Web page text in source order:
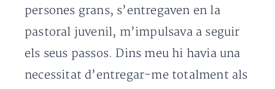
persones grans, s’entregaven en la
pastoral juvenil, m’impulsava a seguir
els seus passos. Dins meu hi havia una
necessitat d’entregar-me totalment als